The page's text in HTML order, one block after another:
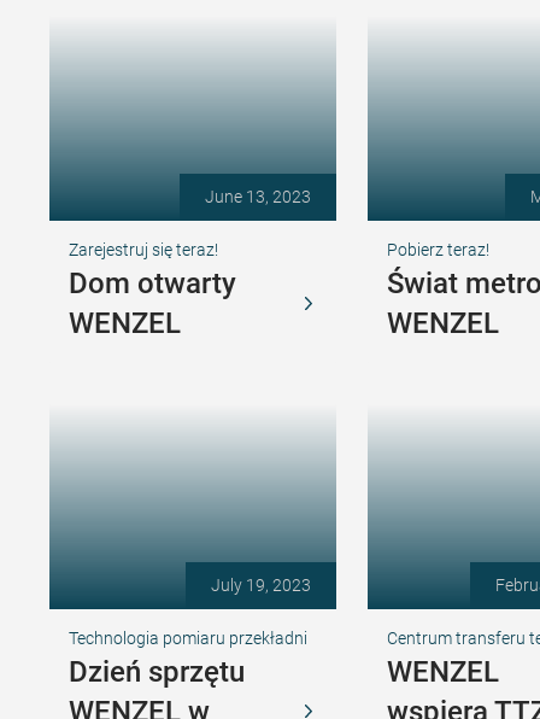
June 13, 2023
Zarejestruj się teraz!
Dom otwarty
WENZEL
Pobierz teraz!
Świat
WENZEL
July 19, 2023
Technologia pomiaru przekładni
Dzień sprzętu
WENZEL w
Centrum transferu
WENZEL
wspiera